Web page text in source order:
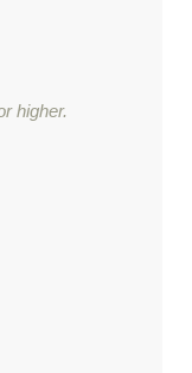
higher.